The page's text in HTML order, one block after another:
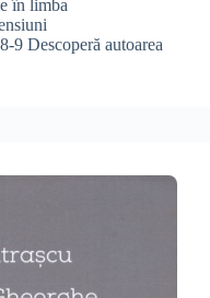
în limba
9 Descoperă autoarea